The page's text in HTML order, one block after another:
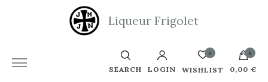
Liqueur Frigolet
SEARCH LOGIN
0
WISHLIST
0
0,00 €